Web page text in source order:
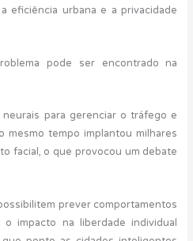
eficiência urbana e a privacidade
pode ser encontrado na
para gerenciar o tráfego e
mesmo tempo implantou milhares
facial, o que provocou um debate
prever comportamentos
impacto na liberdade individual